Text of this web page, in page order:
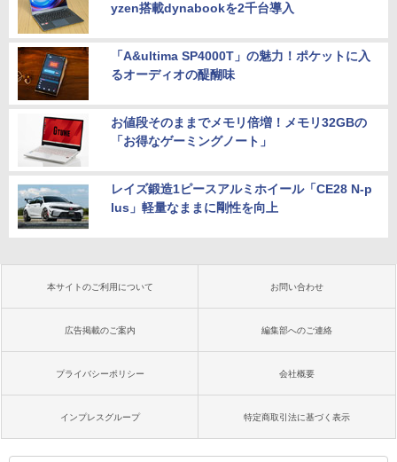
yzen搭載dynabookを2千台導入
「A&ultima SP4000T」の魅力！ポケットに入
るオーディオの醍醐味
お値段そのままでメモリ倍増！メモリ32GBの
「お得なゲーミングノート」
レイズ鍛造1ピースアルミホイール「CE28 N-p
lus」軽量なままに剛性を向上
本サイトのご利用について お問い合わせ
広告掲載のご案内 編集部へのご連絡
プライバシーポリシー 会社概要
インプレスグループ 特定商取引法に基づく表示